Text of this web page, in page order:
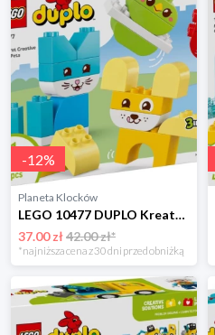
-12%
Planeta Klocków
LEGO 10477 DUPLO Kreatywne zwierzaki 3 w 1 Lego
37.00 zł42.00 zł*
*najniższa cena z 30 dni przed obniżką